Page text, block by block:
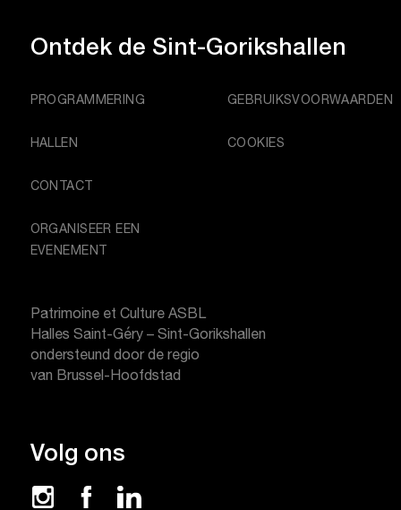
Ontdek de Sint-Gorikshallen
GEBRUIKSVOORWAARDEN
COOKIES
Volg ons
PROGRAMMERING
HALLEN
CONTACT
ORGANISEER EEN
EVENEMENT
Patrimoine et Culture ASBL
Halles Saint-Géry – Sint-Gorikshallen
ondersteund door de regio
van Brussel-Hoofdstad